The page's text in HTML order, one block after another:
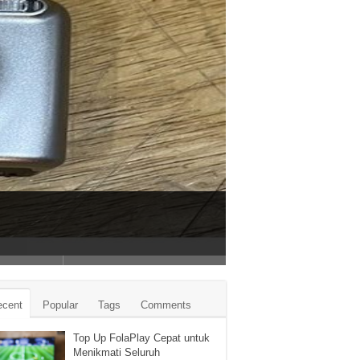
Popular Tags Comments
Top Up FolaPlay Cepat untuk
Menikmati Seluruh